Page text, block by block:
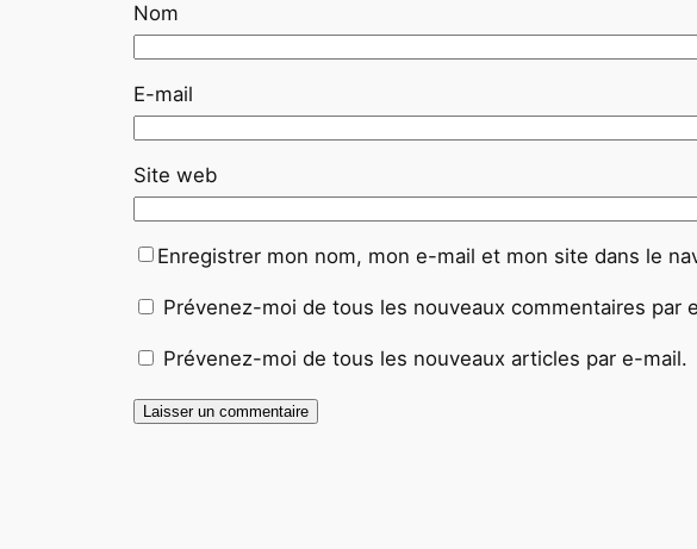
Nom
E-mail
Site web
Enregistrer mon nom, mon e-mail et mon site dans le
Prévenez-moi de tous les nouveaux commentaires par
Prévenez-moi de tous les nouveaux articles par e-mail.